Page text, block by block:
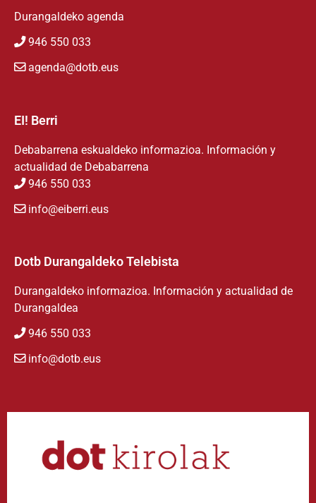
Durangaldeko agenda
946 550 033
agenda@dotb.eus
EI! Berri
Debabarrena eskualdeko informazioa. Información y
actualidad de Debabarrena
946 550 033
info@eiberri.eus
Dotb Durangaldeko Telebista
Durangaldeko informazioa. Información y actualidad de
Durangaldea
946 550 033
info@dotb.eus